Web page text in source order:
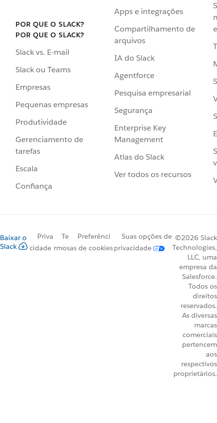
POR QUE O SLACK?
POR QUE O SLACK?
Slack vs. E-mail
Slack ou Teams
Empresas
Pequenas empresas
Produtividade
Gerenciamento de
tarefas
Escala
Confiança
Apps e integrações
Compartilhamento de
arquivos
IA do Slack
Agentforce
Pesquisa empresarial
Segurança
Enterprise Key
Management
Atlas do Slack
Ver todos os recursos
Baixar o
Slack
Priva
cidade
Te
rmos
Preferênci
as de cookies
Suas opções de
privacidade
©2026 Slack
Technologies,
LLC, uma
empresa da
Salesforce.
Todos os
direitos
reservados.
As diversas
marcas
comerciais
pertencem
aos
respectivos
proprietários.